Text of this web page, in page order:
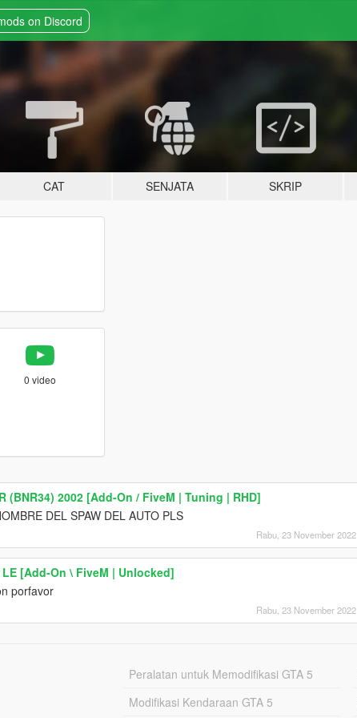
on Discord
CAT SENJATA SKRIP
0 video
(BNR34) 2002 [Add-On / FiveM | Tuning | RHD]
DEL SPAW DEL AUTO PLS
Rabu, 23 November 2022
[Add-On \ FiveM | Unlocked]
porfavor
Rabu, 23 November 2022
Peralatan untuk Memodifikasi GTA 5
Modifikasi Kendaraan GTA 5